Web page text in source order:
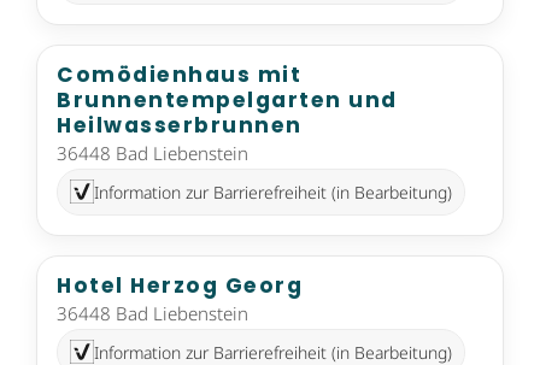
Comödienhaus mit
Brunnentempelgarten und
Heilwasserbrunnen
36448 Bad Liebenstein
Information zur Barrierefreiheit (in Bearbeitung)
Hotel Herzog Georg
36448 Bad Liebenstein
Information zur Barrierefreiheit (in Bearbeitung)